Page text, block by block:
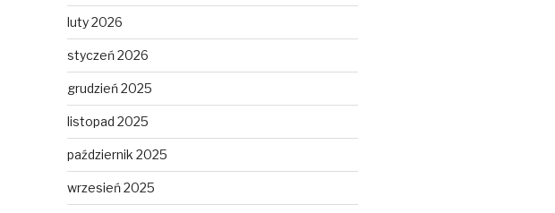
luty 2026
styczeń 2026
grudzień 2025
listopad 2025
październik 2025
wrzesień 2025